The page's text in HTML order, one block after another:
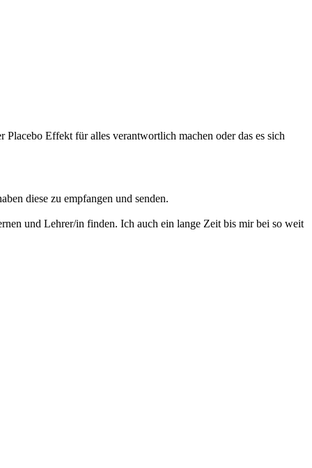
Effekt für alles verantwortlich machen oder das es sich
diese zu empfangen und senden.
und Lehrer/in finden. Ich auch ein lange Zeit bis mir bei so weit